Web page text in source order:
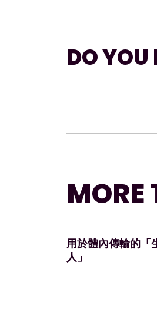
DO YOU
MORE
用於體內傳輸的「
人」